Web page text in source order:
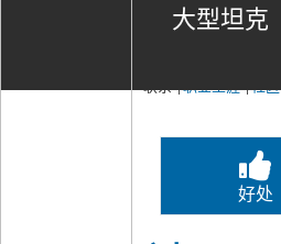
大型坦克
联系|职业生涯|社区
好处